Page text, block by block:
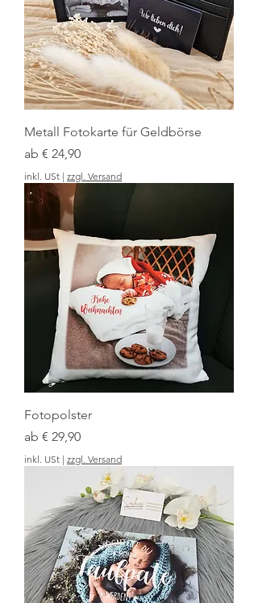
Metall Fotokarte für Geldbörse
ab € 24,90
Sale-Preis
inkl. USt | zzgl. Versand
Fotopolster
ab € 29,90
Sale-Preis
inkl. USt | zzgl. Versand